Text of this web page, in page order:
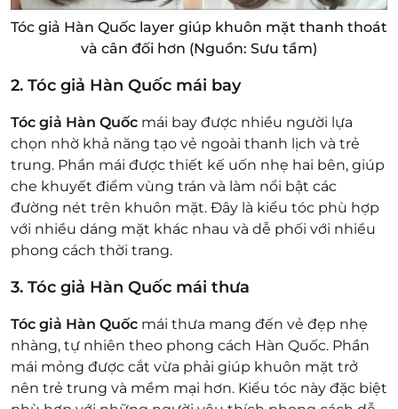
Tóc giả Hàn Quốc layer giúp khuôn mặt thanh thoát
và cân đối hơn (Nguồn: Sưu tầm)
2. Tóc giả Hàn Quốc mái bay
Tóc giả Hàn Quốc mái bay được nhiều người lựa
chọn nhờ khả năng tạo vẻ ngoài thanh lịch và trẻ
trung. Phần mái được thiết kế uốn nhẹ hai bên, giúp
che khuyết điểm vùng trán và làm nổi bật các
đường nét trên khuôn mặt. Đây là kiểu tóc phù hợp
với nhiều dáng mặt khác nhau và dễ phối với nhiều
phong cách thời trang.
3. Tóc giả Hàn Quốc mái thưa
Tóc giả Hàn Quốc mái thưa mang đến vẻ đẹp nhẹ
nhàng, tự nhiên theo phong cách Hàn Quốc. Phần
mái mỏng được cắt vừa phải giúp khuôn mặt trở
nên trẻ trung và mềm mại hơn. Kiểu tóc này đặc biệt